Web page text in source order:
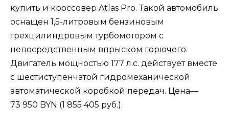
купить и кроссовер Atlas Pro. Такой автомобиль
оснащен 1,5-литровым бензиновым
трехцилиндровым турбомотором с
непосредственным впрыском горючего.
Двигатель мощностью 177 л.с. действует вместе
с шестиступенчатой гидромеханической
автоматической коробкой передач. Цена—
73 950 BYN (1 855 405 руб.).